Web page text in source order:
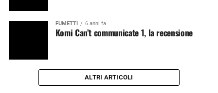
FUMETTI 6 anni fa
Komi Can’t communicate 1, la recensione
ALTRI ARTICOLI